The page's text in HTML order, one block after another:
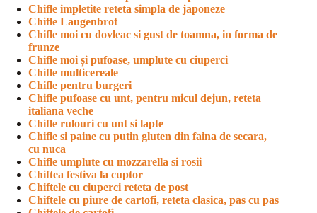
Chifle impletite reteta simpla de japoneze
Chifle Laugenbrot
Chifle moi cu dovleac si gust de toamna, in forma de
frunze
Chifle moi și pufoase, umplute cu ciuperci
Chifle multicereale
Chifle pentru burgeri
Chifle pufoase cu unt, pentru micul dejun, reteta
italiana veche
Chifle rulouri cu unt si lapte
Chifle si paine cu putin gluten din faina de secara,
cu nuca
Chifle umplute cu mozzarella si rosii
Chiftea festiva la cuptor
Chiftele cu ciuperci reteta de post
Chiftele cu piure de cartofi, reteta clasica, pas cu pas